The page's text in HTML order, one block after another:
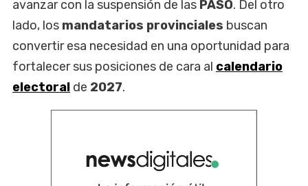
avanzar con la suspensión de las PASO. Del otro
lado, los mandatarios provinciales buscan
convertir esa necesidad en una oportunidad para
fortalecer sus posiciones de cara al calendario
electoral de 2027.